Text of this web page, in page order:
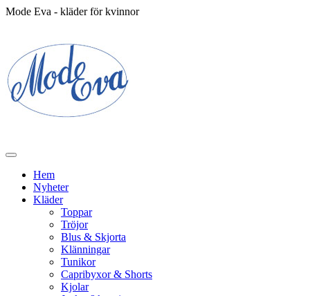
Mode Eva - kläder för kvinnor
Hem
Nyheter
Kläder
Toppar
Tröjor
Blus & Skjorta
Klänningar
Tunikor
Capribyxor & Shorts
Kjolar